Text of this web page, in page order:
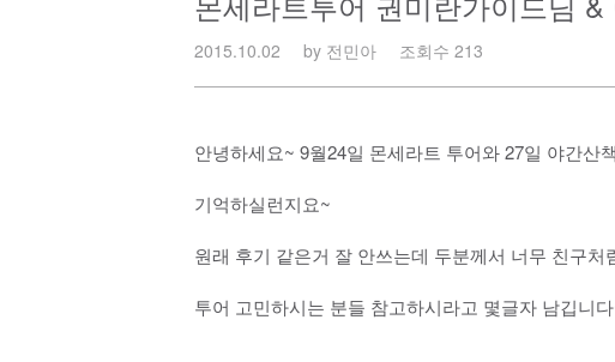
2015.10.02 by 전민아 조회수 213
안녕하세요~ 9월24일 몬세라트 투어와 27일 야간산
기억하실런지요~
원래 후기 같은거 잘 안쓰는데 두분께서 너무 친구처
투어 고민하시는 분들 참고하시라고 몇글자 남깁니